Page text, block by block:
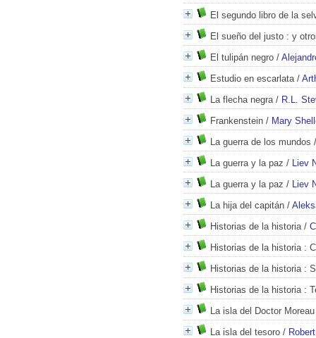
El segundo libro de la
El sueño del justo : y
El tulipán negro /
Estudio en escarlata/
La flecha negra/ R.L.
Frankenstein / Mary
La guerra de los mundos
La guerra y la paz / Liev
La guerra y la paz / Liev
La hija del capitán /
Historias de la historia/
Historias de la historia:
Historias de la historia:
Historias de la historia:
La isla del Doctor Moreau
La isla del tesoro /